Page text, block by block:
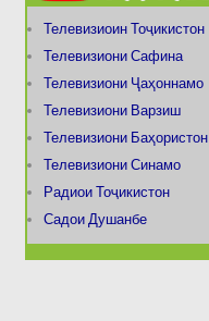
Телевизиоин Тоҷикистон
Телевизиони Сафина
Телевизиони Ҷаҳоннамо
Телевизиони Варзиш
Телевизиони Баҳористон
Телевизиони Синамо
Радиои Тоҷикистон
Садои Душанбе